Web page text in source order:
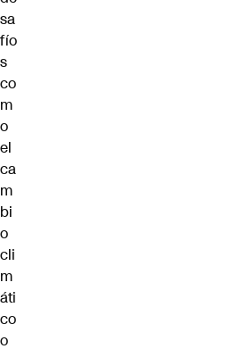
sa
fío
s
co
m
o
el
ca
m
bi
o
cli
m
áti
co
o